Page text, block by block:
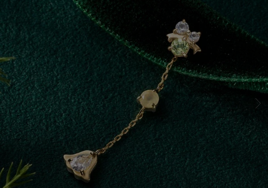
#ハーフエタニティリング #エタニティ
#ダイヤモンド ネックレス #eギフト
ブランド EAU DOUCE４℃
カテゴリー すべてのピアス
素材